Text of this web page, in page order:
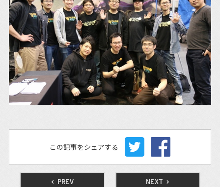
この記事をシェアする
PREV NEXT